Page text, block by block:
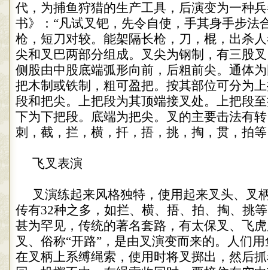
代，为捕鱼狩猎的生产工具，后演变为一种
书》： “凡试叉钯，先令自使，手其身手步法
枪，短刀对较。能架隔长枪，刀，棍，出杀
尖和叉巴两部分组成。叉尖为钢制，有三股
侧股由中股底端弧形向前，后粗前尖。通体
把木制或铁制，粗可盈把。按其部位可分为
段和把尖。上把段为其顶端接叉处。上把段
下为下把段。底端为把尖。叉的主要击法有
刺，截，拦，横，扦，捂，挑，掏，贯，拍
飞叉表演
叉演练起来风格独特，使用起来叉头、叉
传有32种之多，如拦、横、捂、拍、掏、挑
甚为罕见，传统的著名套路，有太保叉、飞
叉、俗称“开路” ，是由叉演变而来的。人们
在叉柄上系缚绳索，使用时将叉掷出，然后